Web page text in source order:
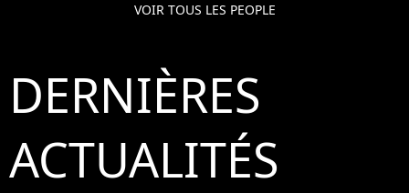
VOIR TOUS LES PEOPLE
DERNIÈRES
ACTUALITÉS